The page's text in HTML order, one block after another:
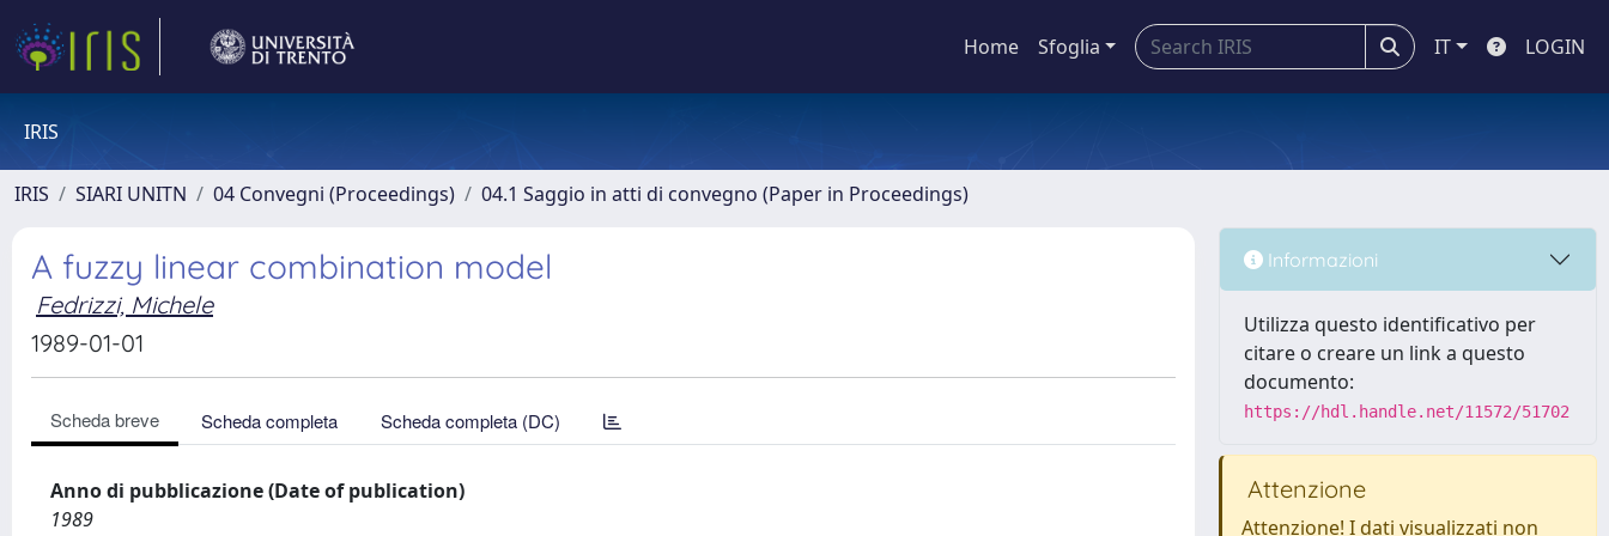
Home Sfoglia IT LOGIN
IRIS
IRIS SIARI UNITN 04 Convegni (Proceedings) 04.1 Saggio in atti di convegno (Paper in Proceedings)
A fuzzy linear combination model
Fedrizzi, Michele
1989-01-01
Scheda breve Scheda completa Scheda completa (DC)
Anno di pubblicazione (Date of publication)
1989
Informazioni
Utilizza questo identificativo per
citare o creare un link a questo
documento:
https://hdl.handle.net/11572/51702
Attenzione
Attenzione! I dati visualizzati non